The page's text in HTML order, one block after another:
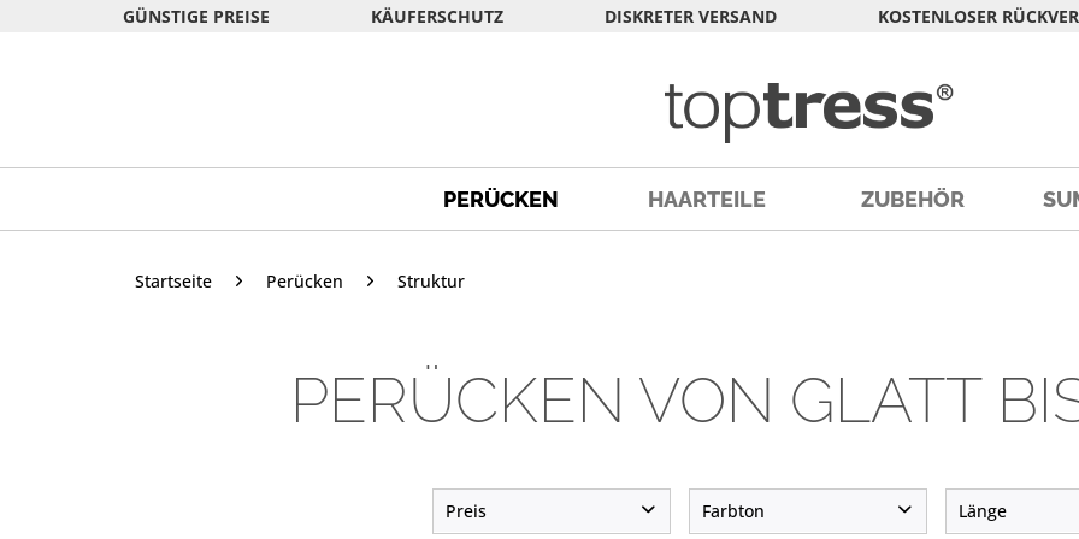
GÜNSTIGE PREISE KÄUFERSCHUTZ DISKRETER VERSAND KOSTENLOSER
PERÜCKEN HAARTEILE ZUBEHÖR
Startseite Perücken Struktur
PERÜCKEN VON GLATT
Preis Farbton Länge